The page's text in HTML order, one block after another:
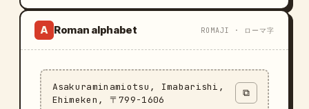
A Roman alphabet ROMAJI · ローマ字
Asakuraminamiotsu, Imabarishi,
Ehimeken, 〒799-1606
⧉